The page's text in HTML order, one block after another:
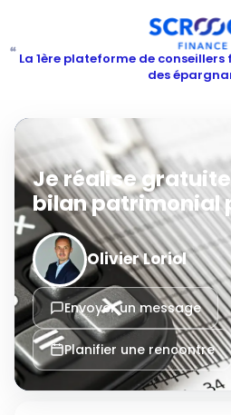
“ La 1ère plateforme de
des
Je réalise
bilan patrimonial
Olivier Loriol
Envoyer un message
Planifier une rencontre